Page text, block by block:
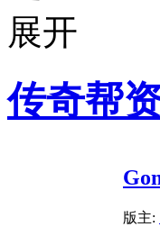
传奇帮
版主: